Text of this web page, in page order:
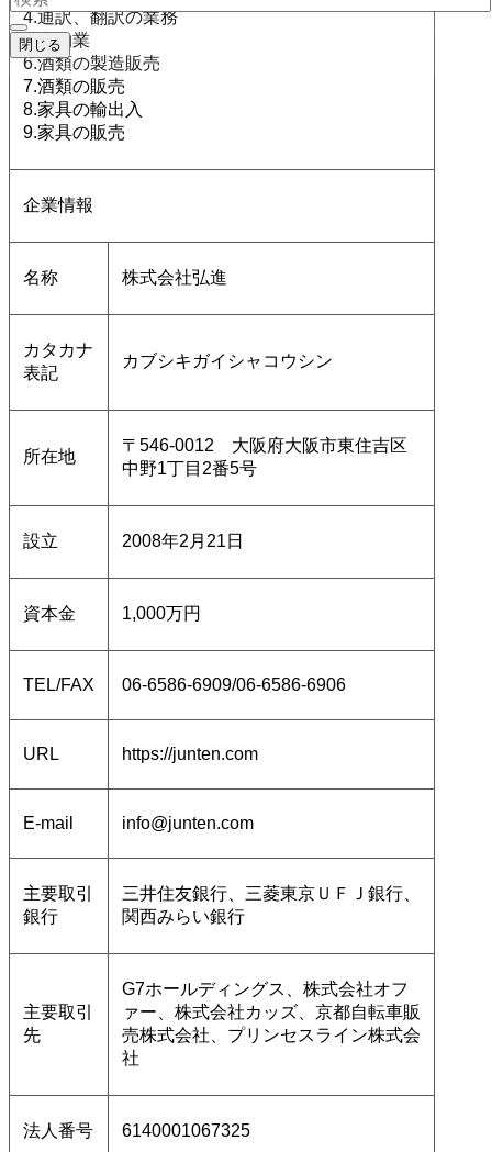
4.通訳、翻訳の業務
5.古物業
6.酒類の製造販売
7.酒類の販売
8.家具の輸出入
9.家具の販売
企業情報
名称 株式会社弘進
カタカナ
表記
カブシキガイシャコウシン
所在地
〒546-0012 大阪府大阪市東住吉区
中野1丁目2番5号
設立 2008年2月21日
資本金 1,000万円
TEL/FAX 06-6586-6909/06-6586-6906
URL https://junten.com
E-mail info@junten.com
主要取引
銀行
三井住友銀行、三菱東京ＵＦＪ銀行、
関西みらい銀行
主要取引
先
G7ホールディングス、株式会社オフ
ァー、株式会社カッズ、京都自転車販
売株式会社、プリンセスライン株式会
社
法人番号 6140001067325
閉じる